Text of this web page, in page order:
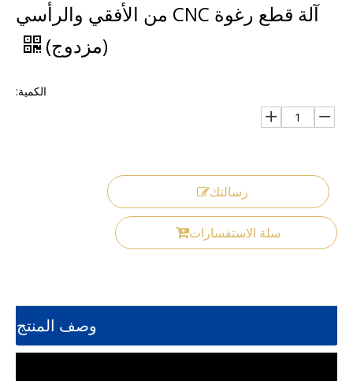
آلة قطع رغوة CNC من الأفقي والرأسي
(مزدوج)
الكمية:
رسالتك
سلة الاستفسارات
وصف المنتج